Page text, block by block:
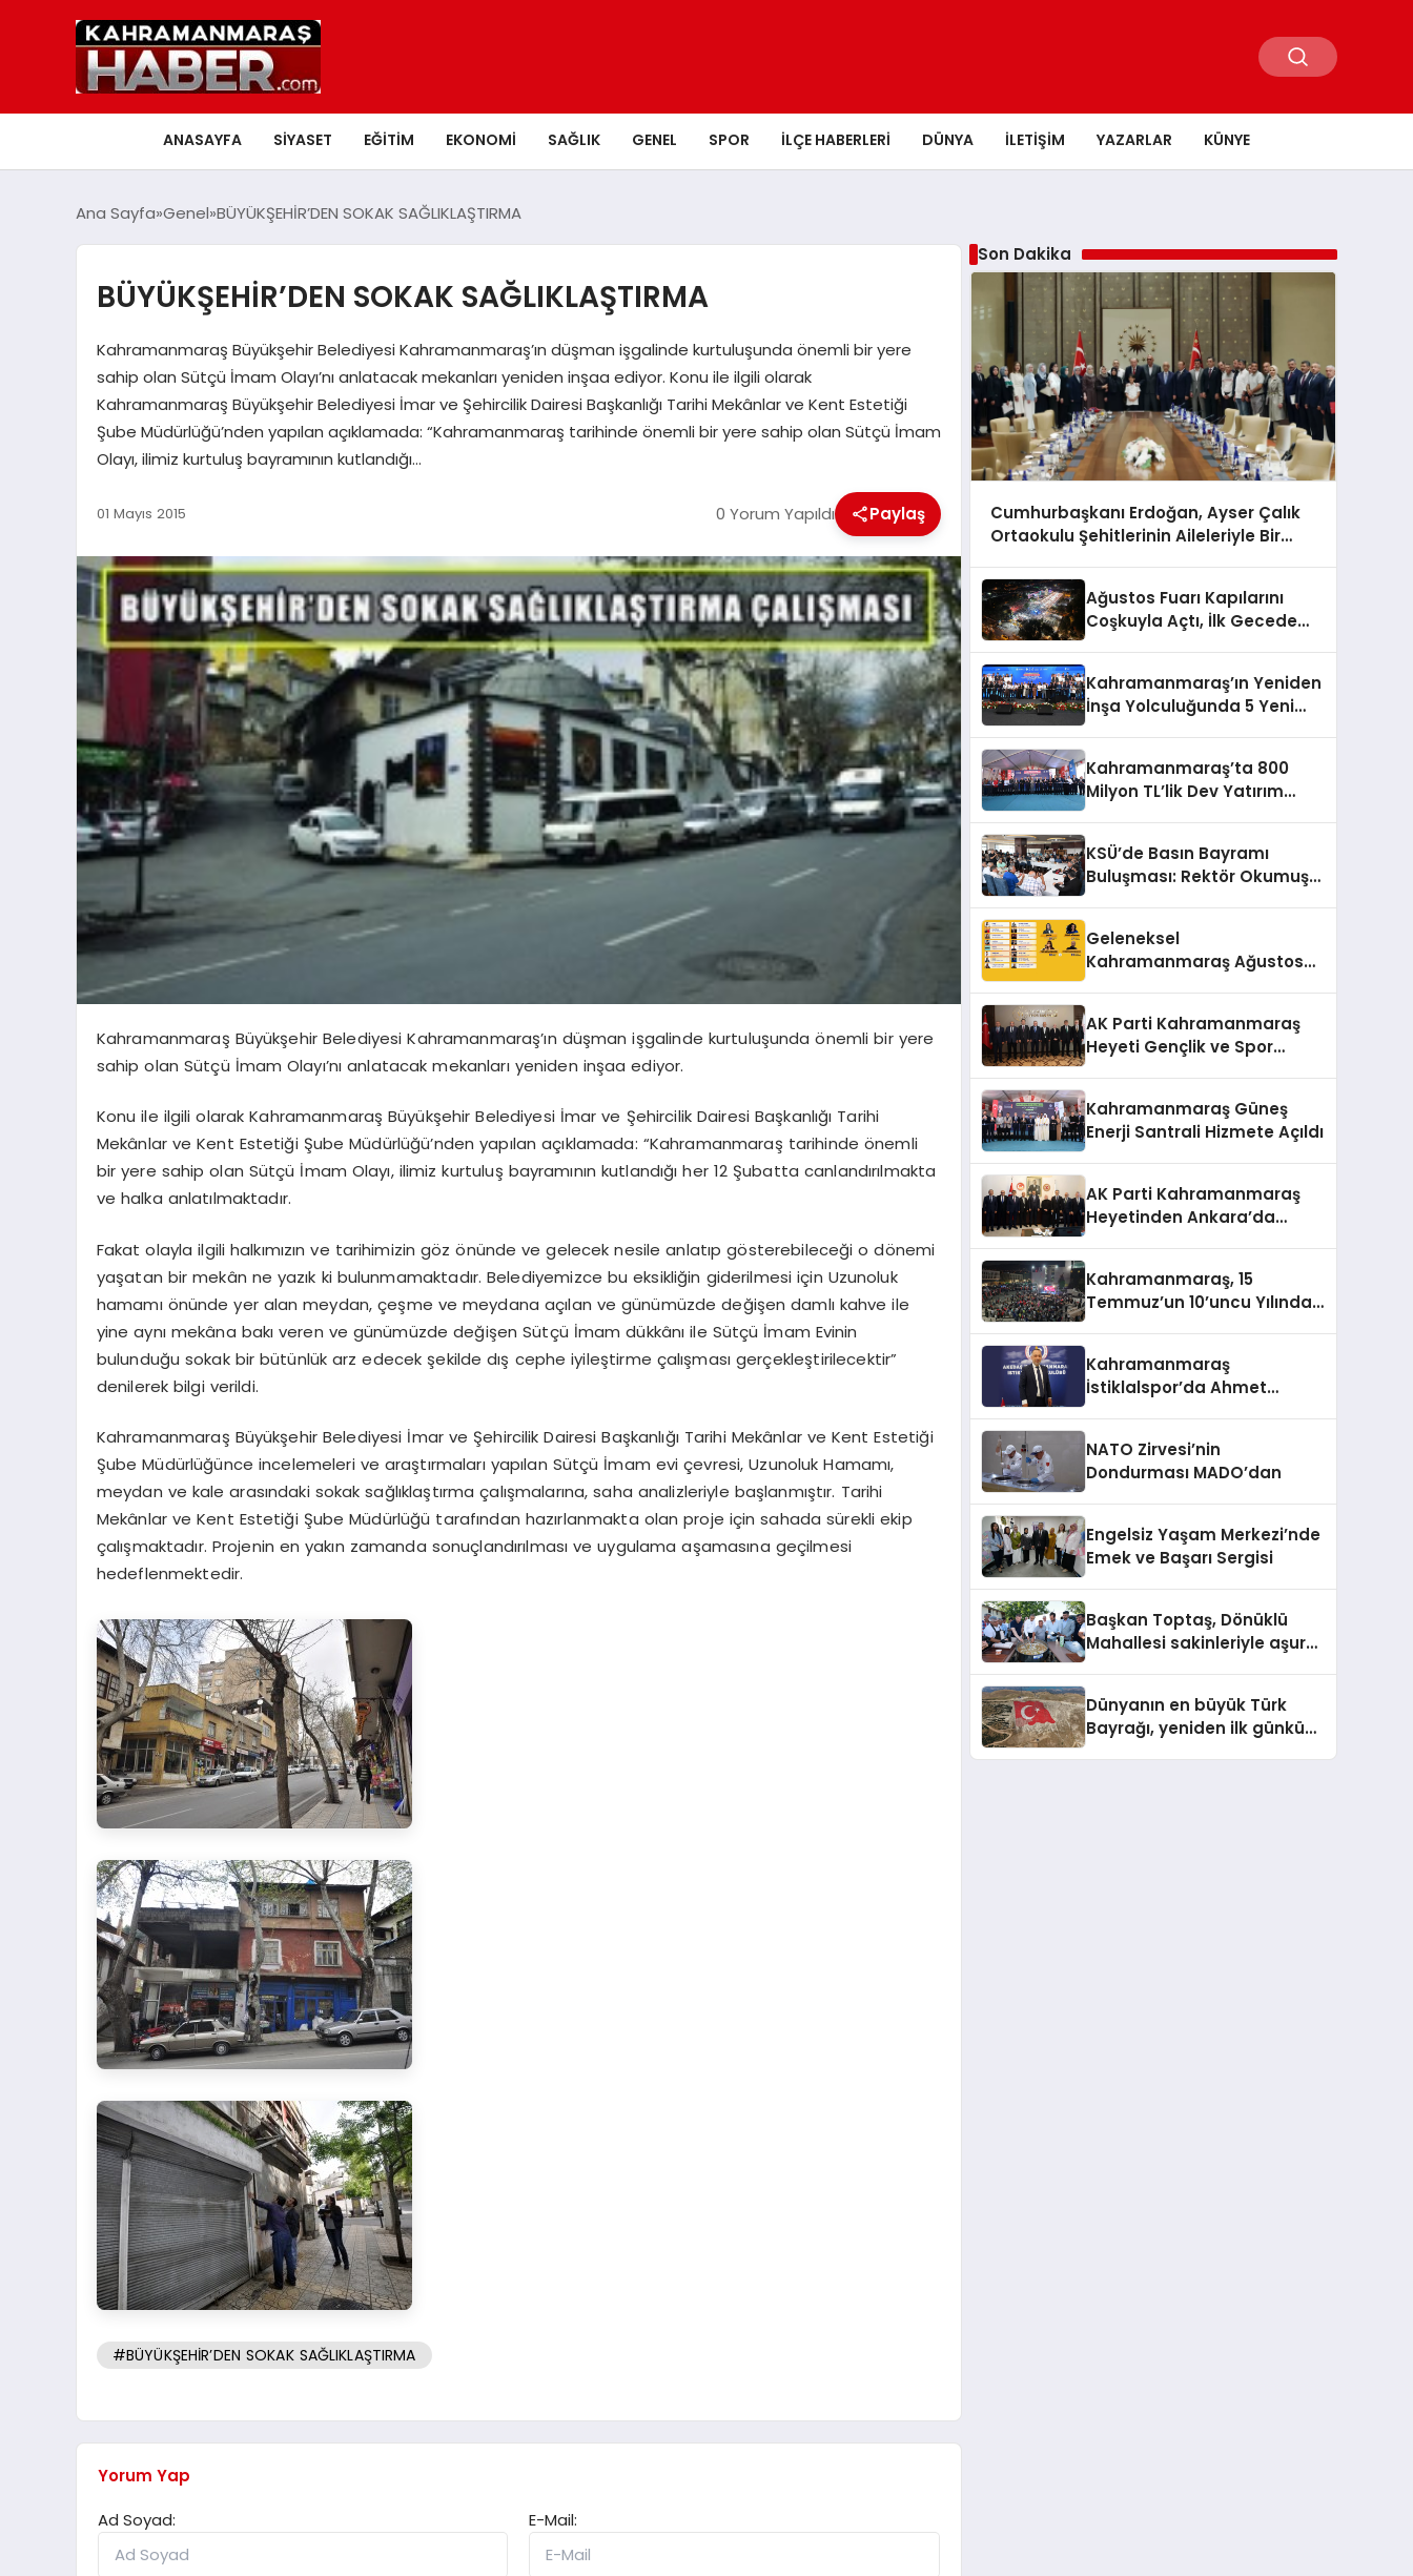
ANASAYFA SIYASET EĞITIM EKONOMI SAĞLIK GENEL SPOR İLÇE HABERLERI DÜNYA İLETIŞIM YAZARLAR KÜNYE
Ana Sayfa Genel BÜYÜKŞEHİR’DEN SOKAK SAĞLIKLAŞTIRMA
BÜYÜKŞEHİR’DEN SOKAK SAĞLIKLAŞTIRMA
Kahramanmaraş Büyükşehir Belediyesi Kahramanmaraş’ın düşman işgalinde kurtuluşunda önemli bir yere
sahip olan Sütçü İmam Olayı’nı anlatacak mekanları yeniden inşaa ediyor. Konu ile ilgili olarak
Kahramanmaraş Büyükşehir Belediyesi İmar ve Şehircilik Dairesi Başkanlığı Tarihi Mekânlar ve Kent Estetiği
Şube Müdürlüğü’nden yapılan açıklamada: “Kahramanmaraş tarihinde önemli bir yere sahip olan Sütçü İmam
Olayı, ilimiz kurtuluş bayramının kutlandığı…
01 Mayıs 2015 0 Yorum Yapıldı Paylaş
Kahramanmaraş Büyükşehir Belediyesi Kahramanmaraş’ın düşman işgalinde kurtuluşunda önemli bir yere
sahip olan Sütçü İmam Olayı’nı anlatacak mekanları yeniden inşaa ediyor.
Konu ile ilgili olarak Kahramanmaraş Büyükşehir Belediyesi İmar ve Şehircilik Dairesi Başkanlığı Tarihi
Mekânlar ve Kent Estetiği Şube Müdürlüğü’nden yapılan açıklamada: “Kahramanmaraş tarihinde önemli
bir yere sahip olan Sütçü İmam Olayı, ilimiz kurtuluş bayramının kutlandığı her 12 Şubatta canlandırılmakta
ve halka anlatılmaktadır.
Fakat olayla ilgili halkımızın ve tarihimizin göz önünde ve gelecek nesile anlatıp gösterebileceği o dönemi
yaşatan bir mekân ne yazık ki bulunmamaktadır. Belediyemizce bu eksikliğin giderilmesi için Uzunoluk
hamamı önünde yer alan meydan, çeşme ve meydana açılan ve günümüzde değişen damlı kahve ile
yine aynı mekâna bakı veren ve günümüzde değişen Sütçü İmam dükkânı ile Sütçü İmam Evinin
bulunduğu sokak bir bütünlük arz edecek şekilde dış cephe iyileştirme çalışması gerçekleştirilecektir”
denilerek bilgi verildi.
Kahramanmaraş Büyükşehir Belediyesi İmar ve Şehircilik Dairesi Başkanlığı Tarihi Mekânlar ve Kent Estetiği
Şube Müdürlüğünce incelemeleri ve araştırmaları yapılan Sütçü İmam evi çevresi, Uzunoluk Hamamı,
meydan ve kale arasındaki sokak sağlıklaştırma çalışmalarına, saha analizleriyle başlanmıştır. Tarihi
Mekânlar ve Kent Estetiği Şube Müdürlüğü tarafından hazırlanmakta olan proje için sahada sürekli ekip
çalışmaktadır. Projenin en yakın zamanda sonuçlandırılması ve uygulama aşamasına geçilmesi
hedeflenmektedir.
#BÜYÜKŞEHİR’DEN SOKAK SAĞLIKLAŞTIRMA
Yorum Yap
Ad Soyad:
E-Mail:
Son Dakika
Cumhurbaşkanı Erdoğan, Ayser Çalık
Ortaokulu Şehitlerinin Aileleriyle Bir
Ağustos Fuarı Kapılarını
Coşkuyla Açtı, İlk Gecede
Kahramanmaraş’ın Yeniden
İnşa Yolculuğunda 5 Yeni
Kahramanmaraş’ta 800
Milyon TL’lik Dev Yatırım
KSÜ’de Basın Bayramı
Buluşması: Rektör Okumuş
Geleneksel
Kahramanmaraş Ağustos
AK Parti Kahramanmaraş
Heyeti Gençlik ve Spor
Kahramanmaraş Güneş
Enerji Santrali Hizmete Açıldı
AK Parti Kahramanmaraş
Heyetinden Ankara’da
Kahramanmaraş, 15
Temmuz’un 10’uncu Yılında
Kahramanmaraş
İstiklalspor’da Ahmet
NATO Zirvesi’nin
Dondurması MADO’dan
Engelsiz Yaşam Merkezi’nde
Emek ve Başarı Sergisi
Başkan Toptaş, Dönüklü
Mahallesi sakinleriyle aşure
Dünyanın en büyük Türk
Bayrağı, yeniden ilk günkü